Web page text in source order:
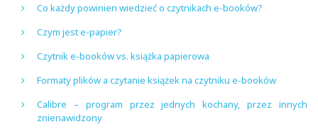
Co każdy powinien wiedzieć o czytnikach e-booków?
Czym jest e-papier?
Czytnik e-booków vs. książka papierowa
Formaty plików a czytanie książek na czytniku e-booków
Calibre – program przez jednych kochany, przez innych
znienawidzony